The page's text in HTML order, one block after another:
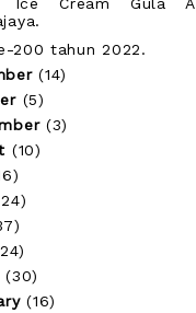
200 tahun 2022.
(14)
(5)
(3)
(10)
(30)
(16)